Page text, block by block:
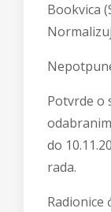
Bookvica
Potvrde o
do
rada.
Radionice